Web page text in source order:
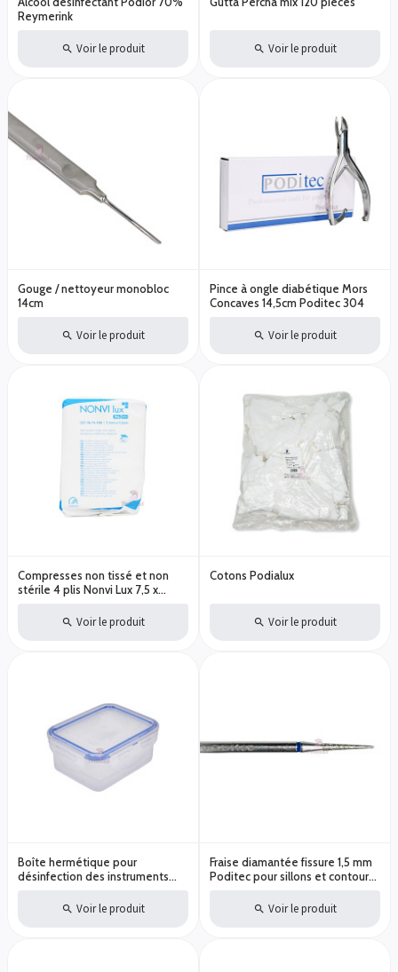
Reymerink
Voir le produit Voir le produit
Gouge / nettoyeur monobloc
14cm
Voir le produit
Pince à ongle diabétique Mors
Concaves 14,5cm Poditec 304
Voir le produit
Compresses non tissé et non
stérile 4 plis Nonvi Lux 7,5 x
Voir le produit
Cotons Podialux
Voir le produit
Boîte hermétique pour
désinfection des instruments
Voir le produit
Fraise diamantée fissure 1,5 mm
Poditec pour sillons et contours
Voir le produit